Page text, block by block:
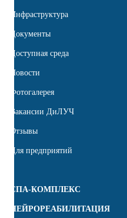
Инфраструктура
Документы
Доступная среда
Новости
Фотогалерея
Вакансии ДиЛУЧ
Отзывы
Для предприятий
СПА-КОМПЛЕКС
НЕЙРОРЕАБИЛИТАЦИЯ